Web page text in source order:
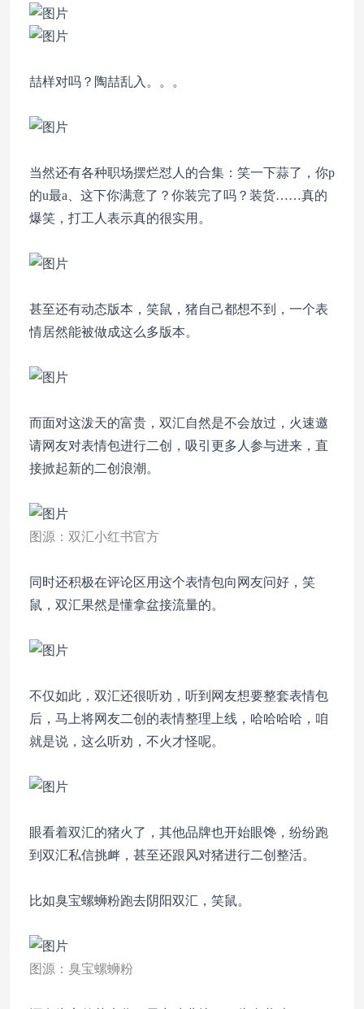
喆样对吗？陶喆乱入。。。
当然还有各种职场摆烂怼人的合集：笑一下蒜了，你p
的u最a、这下你满意了？你装完了吗？装货……真的
爆笑，打工人表示真的很实用。
甚至还有动态版本，笑鼠，猪自己都想不到，一个表
情居然能被做成这么多版本。
而面对这泼天的富贵，双汇自然是不会放过，火速邀
请网友对表情包进行二创，吸引更多人参与进来，直
接掀起新的二创浪潮。
图源：双汇小红书官方
同时还积极在评论区用这个表情包向网友问好，笑
鼠，双汇果然是懂拿盆接流量的。
不仅如此，双汇还很听劝，听到网友想要整套表情包
后，马上将网友二创的表情整理上线，哈哈哈哈，咱
就是说，这么听劝，不火才怪呢。
眼看着双汇的猪火了，其他品牌也开始眼馋，纷纷跑
到双汇私信挑衅，甚至还跟风对猪进行二创整活。
比如臭宝螺蛳粉跑去阴阳双汇，笑鼠。
图源：臭宝螺蛳粉